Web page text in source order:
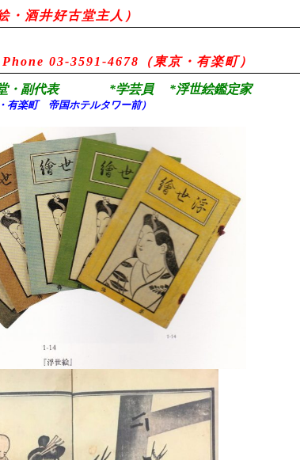
酒井好古堂主人）
Phone 03-3591-4678（東京・有楽町）
堂・副代表 *学芸員 *浮世絵鑑定家
有楽町 帝国ホテルタワー前）